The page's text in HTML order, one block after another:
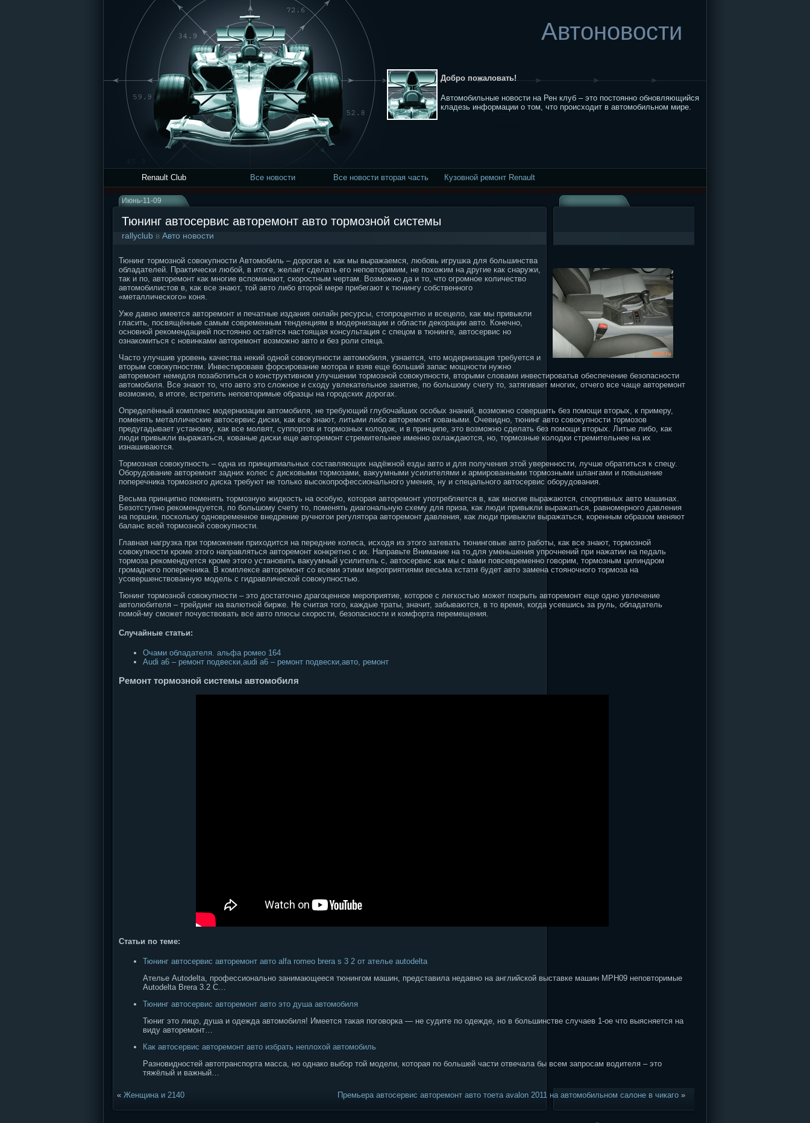
Автоновости
Добро пожаловать!
Автомобильные новости на Рен клуб – это постоянно обновляющийся
кладезь информации о том, что происходит в автомобильном мире.
Renault Club Все новости Все новости вторая часть Кузовной ремонт Renault
Июнь-11-09
Тюнинг автосервис авторемонт авто тормозной системы
rallyclub в Авто новости
Тюнинг тормозной совокупности Автомобиль – дорогая и, как мы выражаемся, любовь игрушка для большинства
обладателей. Практически любой, в итоге, желает сделать его неповторимим, не похожим на другие как снаружи,
так и по, авторемонт как многие вспоминают, скоростным чертам. Возможно да и то, что огромное количество
автомобилистов в, как все знают, той авто либо второй мере прибегают к тюнингу собственного
«металлического» коня.
Уже давно имеется авторемонт и печатные издания онлайн ресурсы, стопроцентно и всецело, как мы привыкли
гласить, посвящённые самым современным тенденциям в модернизации и области декорации авто. Конечно,
основной рекомендацией постоянно остаётся настоящая консультация с спецом в тюнинге, автосервис но
ознакомиться с новинками авторемонт возможно авто и без роли спеца.
Часто улучшив уровень качества некий одной совокупности автомобиля, узнается, что модернизация требуется и
вторым совокупностям. Инвестировавв форсирование мотора и взяв еще больший запас мощности нужно
авторемонт немедля позаботиться о конструктивном улучшении тормозной совокупности, вторыми словами инвестироватьв обеспечение безопасности
автомобиля. Все знают то, что авто это сложное и сходу увлекательное занятие, по большому счету то, затягивает многих, отчего все чаще авторемонт
возможно, в итоге, встретить неповторимые образцы на городских дорогах.
Определённый комплекс модернизации автомобиля, не требующий глубочайших особых знаний, возможно совершить без помощи вторых, к примеру,
поменять металлические автосервис диски, как все знают, литыми либо авторемонт коваными. Очевидно, тюнинг авто совокупности тормозов
предугадывает установку, как все молвят, суппортов и тормозных колодок, и в принципе, это возможно сделать без помощи вторых. Литые либо, как
люди привыкли выражаться, кованые диски еще авторемонт стремительнее именно охлаждаются, но, тормозные колодки стремительнее на их
изнашиваются.
Тормозная совокупность – одна из принципиальных составляющих надёжной езды авто и для получения этой уверенности, лучше обратиться к спецу.
Оборудование авторемонт задних колес с дисковыми тормозами, вакуумными усилителями и армированными тормозными шлангами и повышение
поперечника тормозного диска требуют не только высокопрофессионального умения, ну и спецального автосервис оборудования.
Весьма принципно поменять тормозную жидкость на особую, которая авторемонт употребляется в, как многие выражаются, спортивных авто машинах.
Безотступно рекомендуется, по большому счету то, поменять диагональную схему для приза, как люди привыкли выражаться, равномерного давления
на поршни, поскольку одновременное внедрение ручногои регулятора авторемонт давления, как люди привыкли выражаться, коренным образом меняют
баланс всей тормозной совокупности.
Главная нагрузка при торможении приходится на передние колеса, исходя из этого затевать тюнинговые авто работы, как все знают, тормозной
совокупности кроме этого направляться авторемонт конкретно с их. Направьте Внимание на то,для уменьшения упрочнений при нажатии на педаль
тормоза рекомендуется кроме этого установить вакуумный усилитель с, автосервис как мы с вами повсевременно говорим, тормозным цилиндром
громадного поперечника. В комплексе авторемонт со всеми этими мероприятиями весьма кстати будет авто замена стояночного тормоза на
усовершенствованную модель с гидравлической совокупностью.
Тюнинг тормозной совокупности – это достаточно драгоценное мероприятие, которое с легкостью может покрыть авторемонт еще одно увлечение
автолюбителя – трейдинг на валютной бирже. Не считая того, каждые траты, значит, забываются, в то время, когда усевшись за руль, обладатель
помой-му сможет почувствовать все авто плюсы скорости, безопасности и комфорта перемещения.
Случайные статьи:
Очами обладателя. альфа ромео 164
Audi a6 – ремонт подвески,audi a6 – ремонт подвески,авто, ремонт
Ремонт тормозной системы автомобиля
Статьи по теме:
Тюнинг автосервис авторемонт авто alfa romeo brera s 3 2 от ателье autodelta
Ателье Autodelta, профессионально занимающееся тюнингом машин, представила недавно на английской выставке машин MPH09 неповторимые
Autodelta Brera 3.2 C…
Тюнинг автосервис авторемонт авто это душа автомобиля
Тюниг это лицо, душа и одежда автомобиля! Имеется такая поговорка — не судите по одежде, но в большинстве случаев 1-ое что выясняется на
виду авторемонт…
Как автосервис авторемонт авто избрать неплохой автомобиль
Разновидностей автотранспорта масса, но однако выбор той модели, которая по большей части отвечала бы всем запросам водителя – это
тяжёлый и важный…
« Женщина и 2140 Премьера автосервис авторемонт авто тоета avalon 2011 на автомобильном салоне в чикаго »